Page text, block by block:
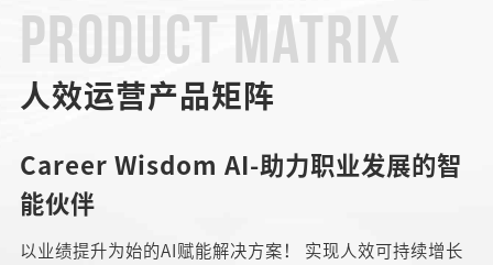
PRODUCT MATRIX
人效运营产品矩阵
Career Wisdom AI-助力职业发展的智
能伙伴
以业绩提升为始的AI赋能解决方案！ 实现人效可持续增长